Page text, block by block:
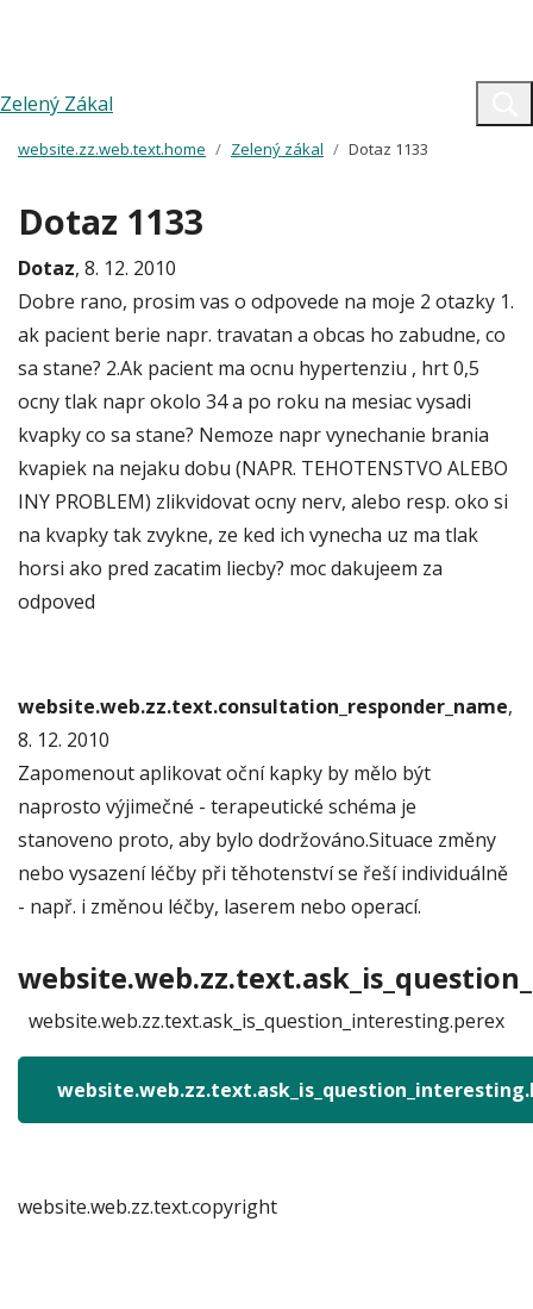
Zelený Zákal
website.zz.web.text.home Zelený zákal Dotaz 1133
Dotaz 1133
Dotaz, 8. 12. 2010
Dobre rano, prosim vas o odpovede na moje 2 otazky 1.
ak pacient berie napr. travatan a obcas ho zabudne, co
sa stane? 2.Ak pacient ma ocnu hypertenziu , hrt 0,5
ocny tlak napr okolo 34 a po roku na mesiac vysadi
kvapky co sa stane? Nemoze napr vynechanie brania
kvapiek na nejaku dobu (NAPR. TEHOTENSTVO ALEBO
INY PROBLEM) zlikvidovat ocny nerv, alebo resp. oko si
na kvapky tak zvykne, ze ked ich vynecha uz ma tlak
horsi ako pred zacatim liecby? moc dakujeem za
odpoved
website.web.zz.text.consultation_responder_name,
8. 12. 2010
Zapomenout aplikovat oční kapky by mělo být
naprosto výjimečné - terapeutické schéma je
stanoveno proto, aby bylo dodržováno.Situace změny
nebo vysazení léčby při těhotenství se řeší individuálně
- např. i změnou léčby, laserem nebo operací.
website.web.zz.text.ask_is_question_interesting.perex
website.web.zz.text.copyright